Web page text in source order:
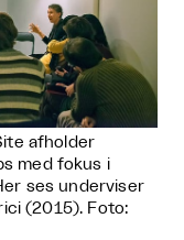
afholder
med fokus i
ses underviser
(2015). Foto: